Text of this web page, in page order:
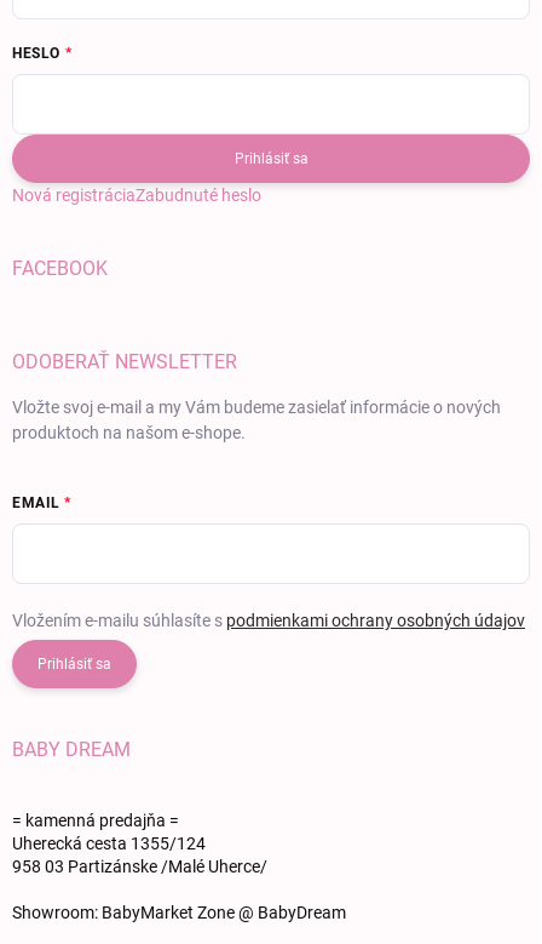
HESLO
Prihlásiť sa
Nová registráciaZabudnuté heslo
FACEBOOK
ODOBERAŤ NEWSLETTER
Vložte svoj e-mail a my Vám budeme zasielať informácie o nových
produktoch na našom e-shope.
EMAIL
Vložením e-mailu súhlasíte s podmienkami ochrany osobných údajov
Prihlásiť sa
BABY DREAM
= kamenná predajňa =
Uherecká cesta 1355/124
958 03 Partizánske /Malé Uherce/
Showroom: BabyMarket Zone @ BabyDream